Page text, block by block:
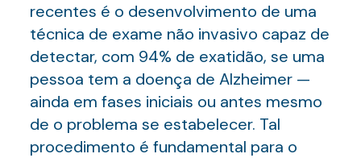
recentes é o desenvolvimento de uma
técnica de exame não invasivo capaz de
detectar, com 94% de exatidão, se uma
pessoa tem a doença de Alzheimer —
ainda em fases iniciais ou antes mesmo
de o problema se estabelecer. Tal
procedimento é fundamental para o